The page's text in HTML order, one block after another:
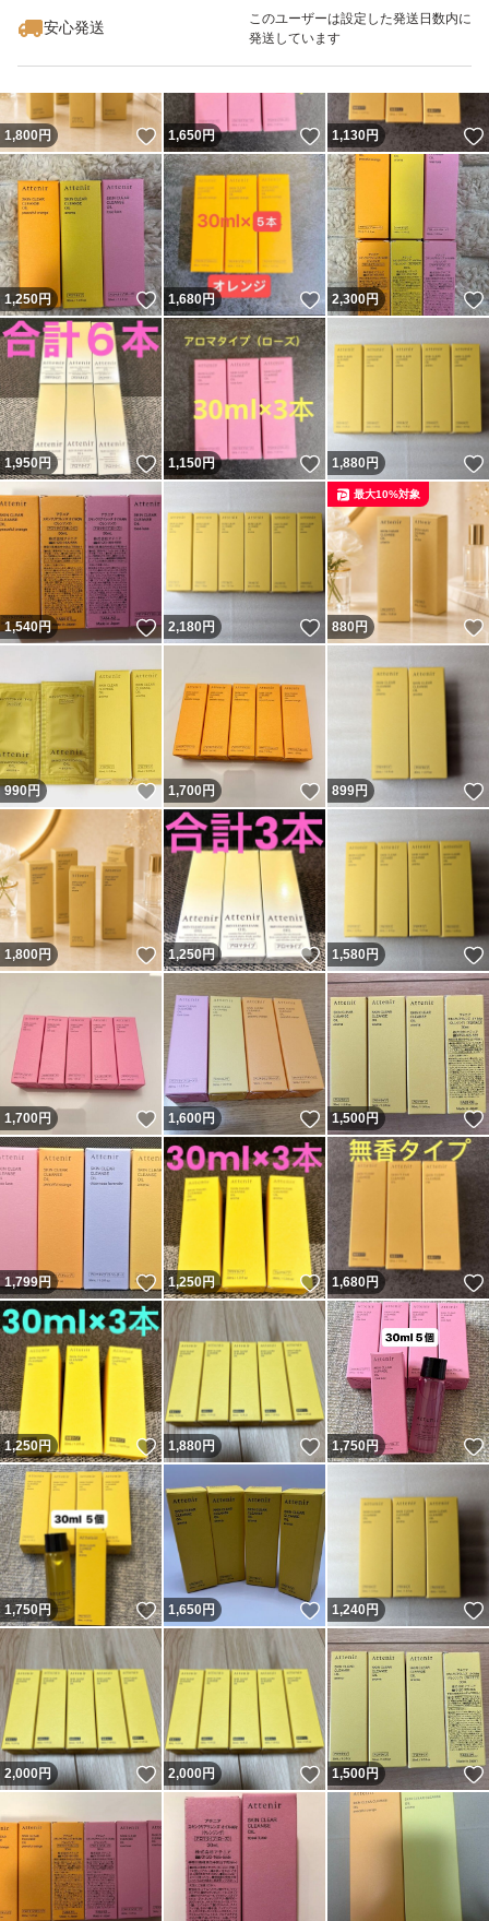
安心発送
このユーザーは設定した発送日数内に
発送しています
1,800円 いいね！
1,650円 いいね！
1,130円
1,250円 いいね！
1,680円 いいね！
2,300円
1,950円 いいね！
1,150円 いいね！
1,880円
1,540円 いいね！
2,180円 いいね！
880円
最大10%対象
990円 いいね！
1,700円 いいね！
899円
1,800円 いいね！
1,250円 いいね！
1,580円
1,700円 いいね！
1,600円 いいね！
1,500円
1,799円 いいね！
1,250円 いいね！
1,680円
1,250円 いいね！
1,880円 いいね！
1,750円
1,750円 いいね！
1,650円 いいね！
1,240円
2,000円 いいね！
2,000円 いいね！
1,500円